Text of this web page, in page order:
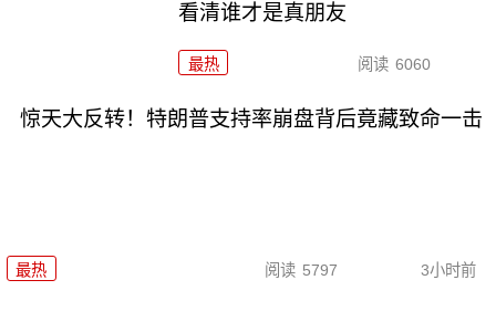
看清谁才是真朋友
最热 阅读 6060
惊天大反转！特朗普支持率崩盘背后竟藏致命一击
最热 阅读 5797 3小时前